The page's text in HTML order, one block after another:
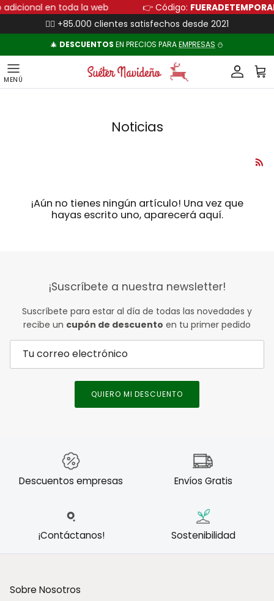
Ir al contenido
adicional en toda la web 👉 Código:
👍🏻 +85.000 clientes satisfechos desde 2021
🎄 DESCUENTOS EN PRECIOS PARAEMPRESAS ⛄
Cuenta
Noticias
¡Aún no tienes ningún artículo! Una vez que
hayas escrito uno, aparecerá aquí.
¡Suscríbete a nuestra newsletter!
Suscríbete para estar al día de todas las novedades y
recibe un cupón de descuento en tu primer pedido
QUIERO MI DESCUENTO
Descuentos empresas Envíos Gratis
¡Contáctanos! Sostenibilidad
Sobre Nosotros